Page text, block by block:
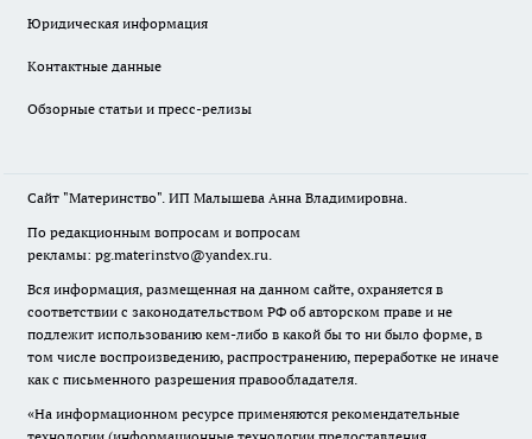
Юридическая информация
Контактные данные
Обзорные статьи и пресс-релизы
Сайт "Материнство". ИП Малышева Анна Владимировна.
По редакционным вопросам и вопросам
рекламы: pg.materinstvo@yandex.ru.
Вся информация, размещенная на данном сайте, охраняется в
соответствии с законодательством РФ об авторском праве и не
подлежит использованию кем-либо в какой бы то ни было форме, в
том числе воспроизведению, распространению, переработке не иначе
как с письменного разрешения правообладателя.
«На информационном ресурсе применяются рекомендательные